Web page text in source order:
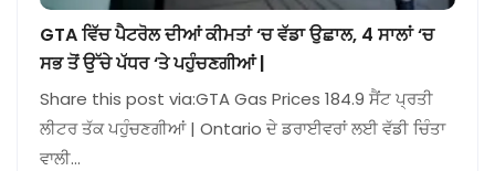
GTA ਵਿੱਚ ਪੈਟਰੋਲ ਦੀਆਂ ਕੀਮਤਾਂ ‘ਚ ਵੱਡਾ ਉਛਾਲ, 4 ਸਾਲਾਂ ‘ਚ
ਸਭ ਤੋਂ ਉੱਚੇ ਪੱਧਰ ‘ਤੇ ਪਹੁੰਚਣਗੀਆਂ |
Share this post via:GTA Gas Prices 184.9 ਸੈਂਟ ਪ੍ਰਤੀ
ਲੀਟਰ ਤੱਕ ਪਹੁੰਚਣਗੀਆਂ | Ontario ਦੇ ਡਰਾਈਵਰਾਂ ਲਈ ਵੱਡੀ ਚਿੰਤਾ
ਵਾਲੀ…